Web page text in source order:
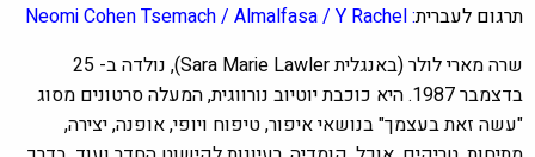
תרגום לעברית: Neomi Cohen Tsemach / Almalfasa / Y Rachel
שרה מארי לולר (באנגלית Sara Marie Lawler), נולדה ב- 25
בדצמבר 1987. היא כוכבת יוטיוב נורווגית, המעלה סרטונים מסוג
"עשה זאת בעצמך" בנושאי איפור, טיפוח ויופי, אופנה, יצירה,